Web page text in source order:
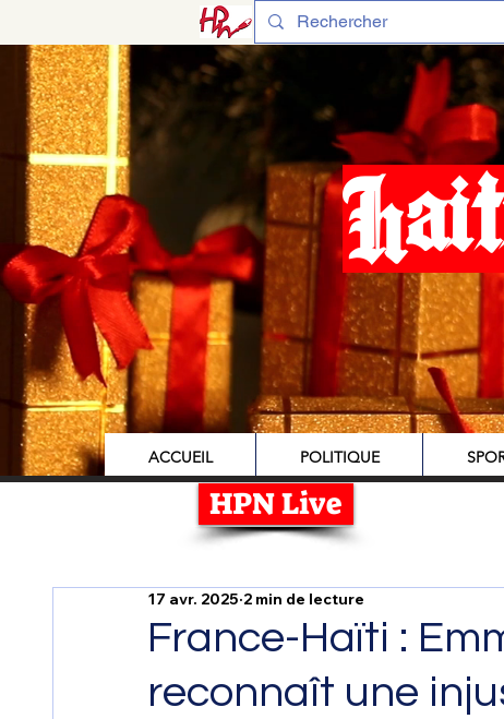
ACCUEIL POLITIQUE
HPN Live
France-Haïti :
reconnaît une
17 avr. 2025 2 min de lecture